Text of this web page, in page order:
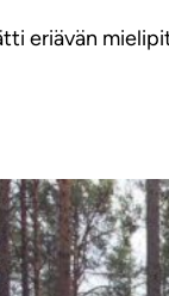
eriävän